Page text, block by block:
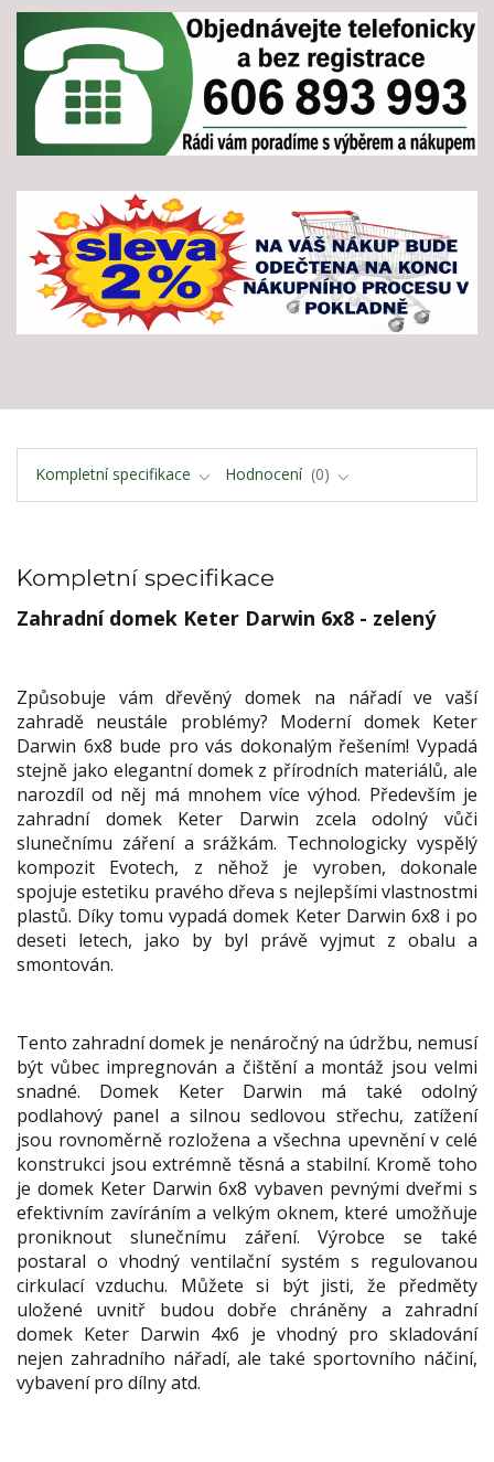
Kompletní specifikace Hodnocení 0
Kompletní specifikace
Zahradní domek Keter Darwin 6x8 - zelený
Způsobuje vám dřevěný domek na nářadí ve vaší
zahradě neustále problémy? Moderní domek Keter
Darwin 6x8 bude pro vás dokonalým řešením! Vypadá
stejně jako elegantní domek z přírodních materiálů, ale
narozdíl od něj má mnohem více výhod. Především je
zahradní domek Keter Darwin zcela odolný vůči
slunečnímu záření a srážkám. Technologicky vyspělý
kompozit Evotech, z něhož je vyroben, dokonale
spojuje estetiku pravého dřeva s nejlepšími vlastnostmi
plastů. Díky tomu vypadá domek Keter Darwin 6x8 i po
deseti letech, jako by byl právě vyjmut z obalu a
smontován.
Tento zahradní domek je nenáročný na údržbu, nemusí
být vůbec impregnován a čištění a montáž jsou velmi
snadné. Domek Keter Darwin má také odolný
podlahový panel a silnou sedlovou střechu, zatížení
jsou rovnoměrně rozložena a všechna upevnění v celé
konstrukci jsou extrémně těsná a stabilní. Kromě toho
je domek Keter Darwin 6x8 vybaven pevnými dveřmi s
efektivním zavíráním a velkým oknem, které umožňuje
proniknout slunečnímu záření. Výrobce se také
postaral o vhodný ventilační systém s regulovanou
cirkulací vzduchu. Můžete si být jisti, že předměty
uložené uvnitř budou dobře chráněny a zahradní
domek Keter Darwin 4x6 je vhodný pro skladování
nejen zahradního nářadí, ale také sportovního náčiní,
vybavení pro dílny atd.